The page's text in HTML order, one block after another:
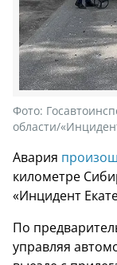
Фото:
области/
Авария
километре
«Инцидент
По
управляя